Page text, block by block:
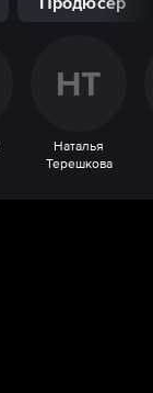
НТ
Наталья
Терешкова